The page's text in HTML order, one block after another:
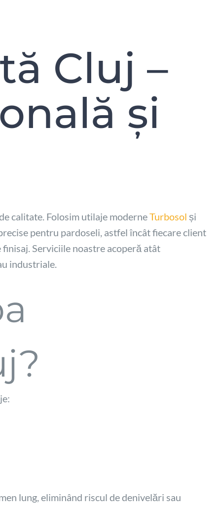
Cluj –
și
calitate. Folosim utilaje moderneTurbosol și
pentru pardoseli, astfel încât fiecare client
Serviciile noastre acoperă atât
industriale.
lung, eliminând riscul de denivelări sau